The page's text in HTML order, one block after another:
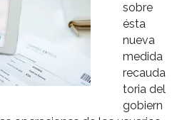
sobre
ésta
nueva
medida
recauda
toria del
gobiern